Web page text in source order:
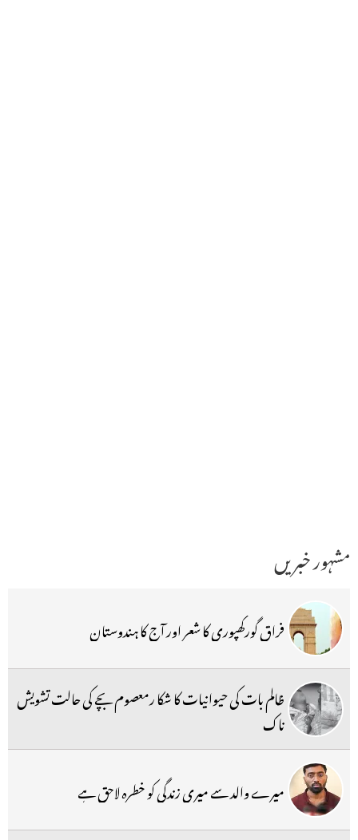
مشہور خبریں
فراق گورکھپوری کا شعر اور آج کا ہندوستان
ظالم بات کی حیوانیات کا شکا رمعصوم بچے کی حالت تشویش
ناک
میرے والد سے میری زندگی کو خطرہ لاحق ہے